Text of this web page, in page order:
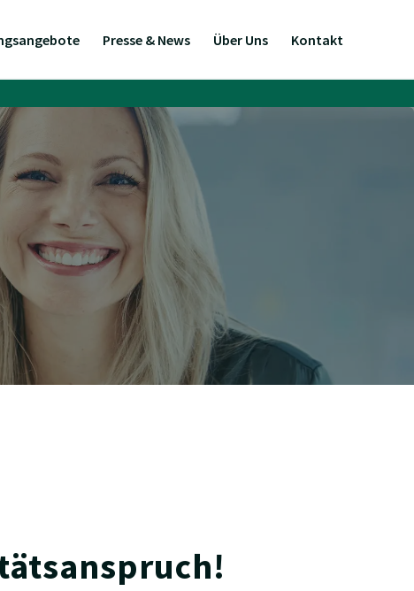
Presse & News Über Uns Kontakt